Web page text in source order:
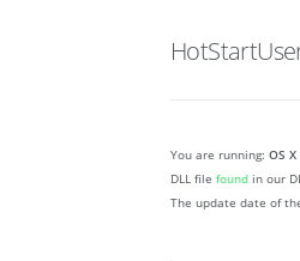
You are running: OS
DLL file found in our
The update date of